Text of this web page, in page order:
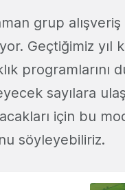
grup
Geçtiğimiz yıl
programlarını
sayılara
için bu
söyleyebiliriz.